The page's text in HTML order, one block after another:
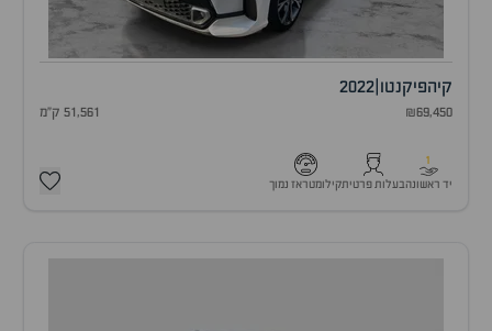
קיהפיקנטו 2022
₪69,450 51,561 ק"מ
1
יד ראשונהבעלות פרטיתקילומטראז נמוך